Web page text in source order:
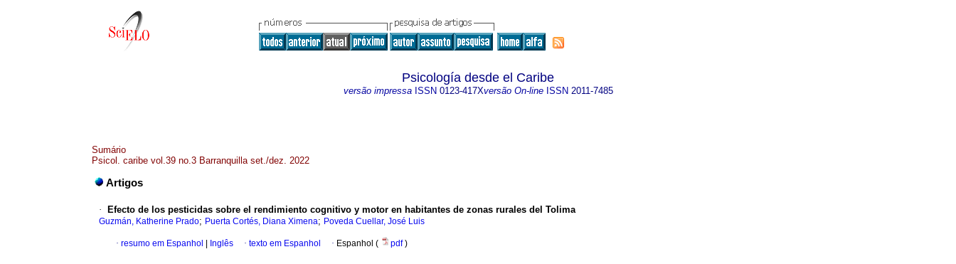
Psicología desde el Caribe
versão impressaISSN 0123-417Xversão On-lineISSN 2011-7485
Sumário
Psicol. caribe vol.39 no.3 Barranquilla set./dez. 2022
Artigos
· Efecto de los pesticidas sobre el rendimiento cognitivo y motor en habitantes de zonas rurales del Tolima
Guzmán, Katherine Prado; Puerta Cortés, Diana Ximena; Poveda Cuellar, José Luis
· resumo em Espanhol Inglês · texto em Espanhol · Espanhol ( pdf)